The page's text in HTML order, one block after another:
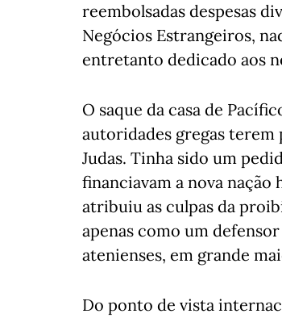
reembolsadas despesas
Negócios Estrangeiros,
entretanto dedicado aos
O saque da casa de
autoridades gregas terem
Judas. Tinha sido um
financiavam a nova
atribuiu as culpas da
apenas como um
atenienses, em grande
Do ponto de vista